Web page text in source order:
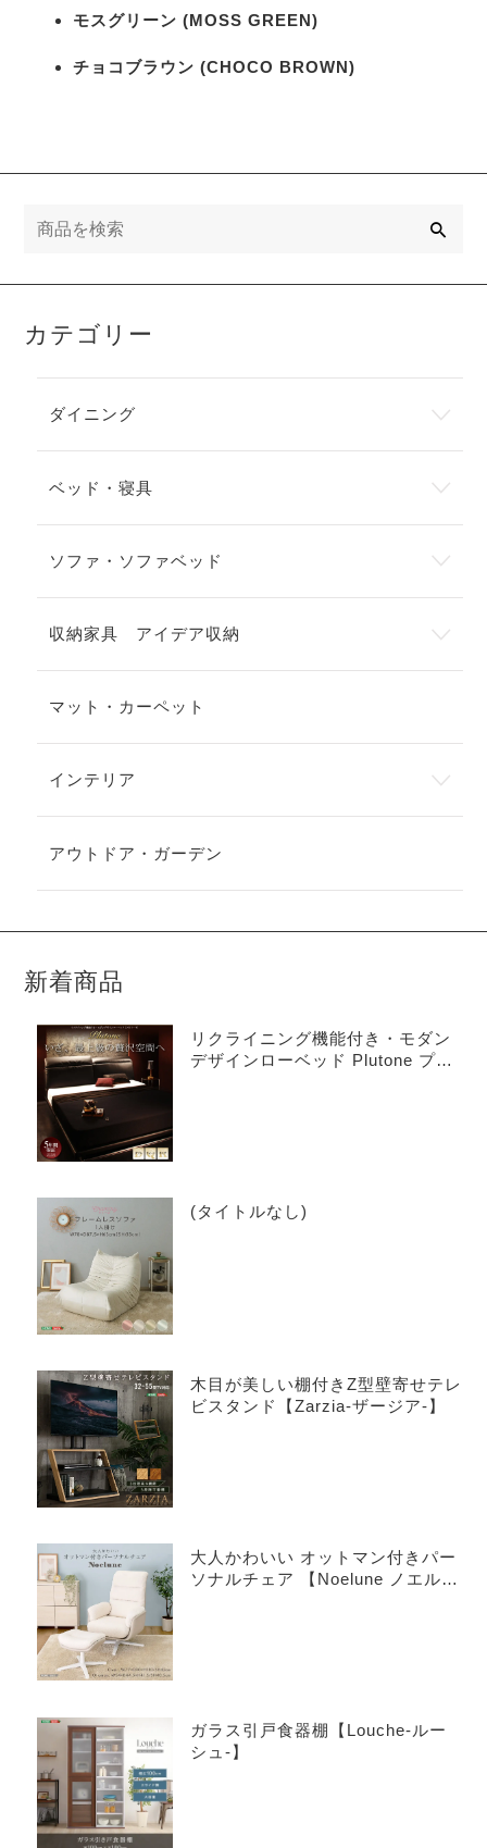
モスグリーン (MOSS GREEN)
チョコブラウン (CHOCO BROWN)
カテゴリー
ダイニング
ベッド・寝具
ソファ・ソファベッド
収納家具 アイデア収納
マット・カーペット
インテリア
アウトドア・ガーデン
新着商品
リクライニング機能付き・モダン
デザインローベッド Plutone プル
(タイトルなし)
木目が美しい棚付きZ型壁寄せテレ
ビスタンド【Zarzia-ザージア-】
大人かわいい オットマン付きパー
ソナルチェア 【Noelune ノエル
ガラス引戸食器棚【Louche-ルー
シュ-】